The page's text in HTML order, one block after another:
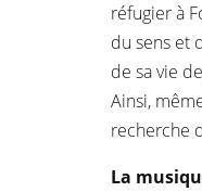
réfugier à
du sens et
de sa vie
Ainsi,
recherche
La